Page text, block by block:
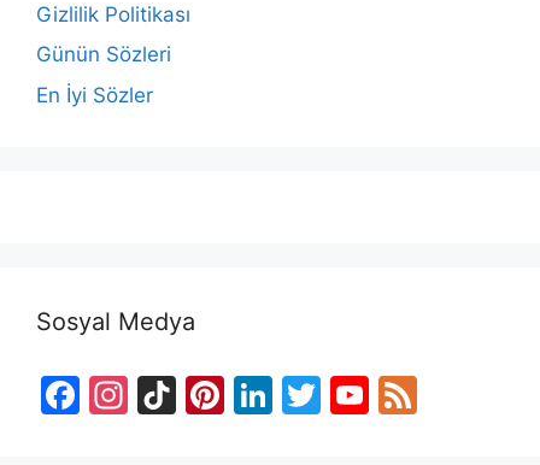
Gizlilik Politikası
Günün Sözleri
En İyi Sözler
Sosyal Medya
F
In Ti Pi Li T
Y